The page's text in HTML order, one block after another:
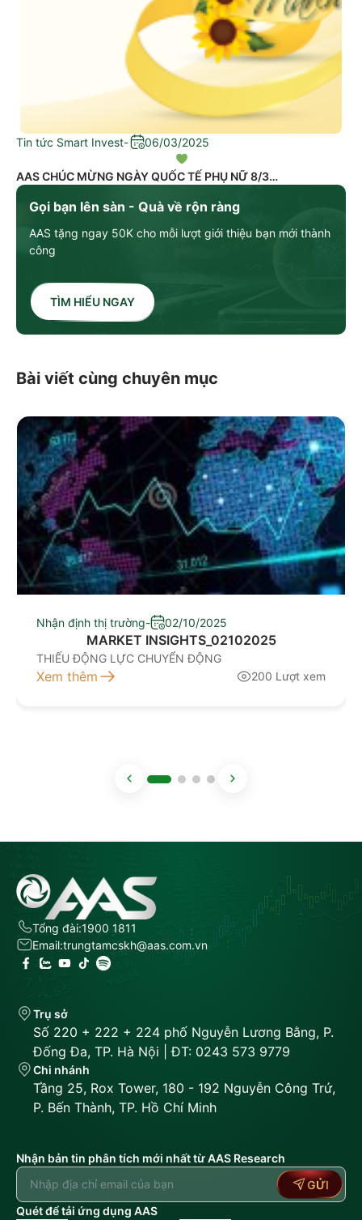
Gọi bạn lên sàn - Quà về rộn ràng
AAS tặng ngay 50K cho mỗi lượt giới thiệu bạn mới thành
công
TÌM HIỂU NGAY
Tin tức Smart Invest- 06/03/2025
AAS CHÚC MỪNG NGÀY QUỐC TẾ PHỤ NỮ 8/3
Bài viết cùng chuyên mục
Nhận định thị trường- 02/10/2025
MARKET INSIGHTS_02102025
THIẾU ĐỘNG LỰC CHUYỂN ĐỘNG
Xem thêm 200 Lượt xem
Tổng đài:1900 1811
Email:trungtamcskh@aas.com.vn
Trụ sở
Số 220 + 222 + 224 phố Nguyễn Lương Bằng, P.
Đống Đa, TP. Hà Nội | ĐT: 0243 573 9779
Chi nhánh
Tầng 25, Rox Tower, 180 - 192 Nguyễn Công Trứ,
P. Bến Thành, TP. Hồ Chí Minh
Nhận bản tin phân tích mới nhất từ AAS Research
GỬI
Quét để tải ứng dụng AAS